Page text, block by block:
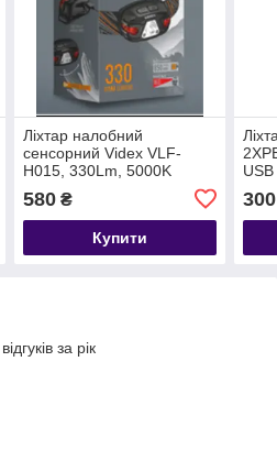
Ліхтар налобний
сенсорний Videx VLF-
H015, 330Lm, 5000K
580₴
Купити
300
за рік